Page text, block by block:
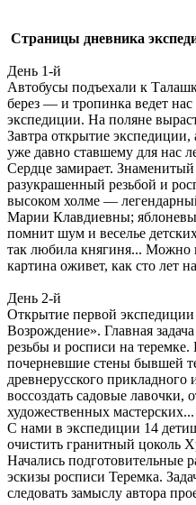
Страницы дневника
День 1-й
Автобусы подъехали к
берез — и тропинка ведет нас
экспедиции. На поляне
Завтра открытие
уже давно ставшему для нас
Сердце замирает.
разукрашенный резьбой и
высоком холме —
Марии Клавдиевны;
помнит шум и веселье
так любила княгиня... Можно
картина оживет, как сто лет
День 2-й
Открытие первой
Возрождение». Главная
резьбы и росписи на
почерневшие стены бывшей
древнерусского прикладного
воссоздать садовые лавочки,
художественных мастерских...
С нами в экспедиции 14
очистить гранитный цоколь
Начались подготовительные
эскизы росписи Теремка.
следовать замыслу автора